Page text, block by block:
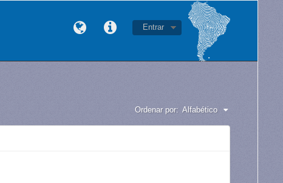
Entrar
Ordenar por: Alfabético